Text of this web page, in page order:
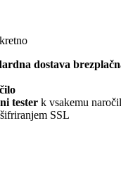
dostava
tester k vsakemu
SSL